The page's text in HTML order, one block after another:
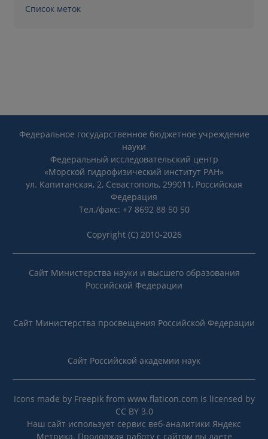
Список меток
Федеральное государственное бюджетное учреждение
науки
Федеральный исследовательский центр
«Морской гидрофизический институт РАН»
ул. Капитанская, 2, Севастополь, 299011, Российская
Федерация
Тел./факс: +7 8692 88 50 50
Copyright (C) 2010-2026
Сайт Министерства науки и высшего образования
Российской Федерации
Сайт Министерства просвещения Российской Федерации
Сайт Российской академии наук
Icons made by Freepikfrom www.flaticon.com is licensed by
CC BY 3.0
Наш сайт использует сервис веб-аналитики Яндекс
Метрика. Продолжая работу с сайтом вы даете